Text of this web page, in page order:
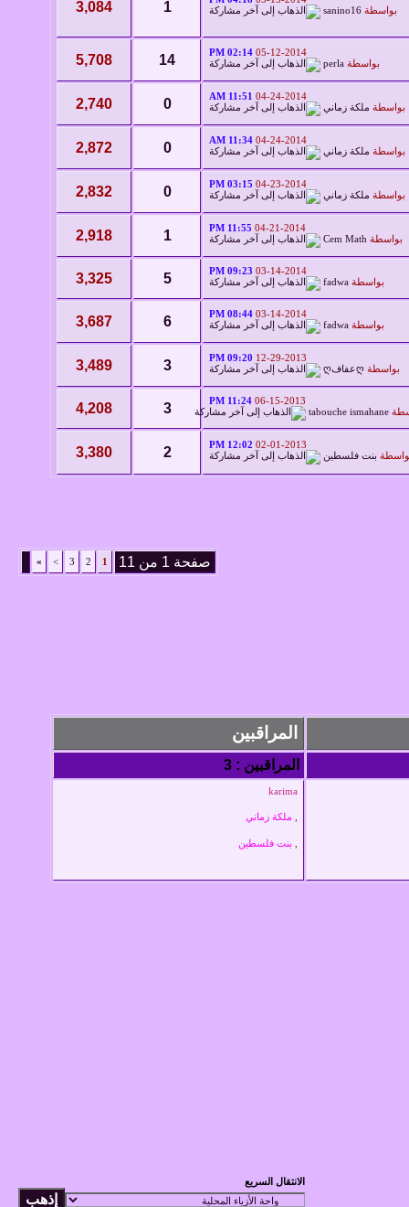
بواسطة sanino16
1
3,084
05-12-2014
02:14 PM
بواسطة perla
14
5,708
04-24-2014
11:51 AM
بواسطة ملكة زماني 0
2,740
04-24-2014
11:34 AM
بواسطة ملكة زماني 0
2,872
04-23-2014
03:15 PM
بواسطة ملكة زماني 0
2,832
04-21-2014
11:55 PM
بواسطة Cem Math
1
2,918
03-14-2014
09:23 PM
بواسطة fadwa
5
3,325
03-14-2014
08:44 PM
بواسطة fadwa
6
3,687
12-29-2013
09:20 PM
بواسطة ღعفافღ 3
3,489
06-15-2013
11:24 PM
tabouche ismahane
3
4,208
02-01-2013
12:02 PM
بنت فلسطين 2
3,380
صفحة 1 من 11 1
2
3
>
»
المراقبين
المراقبين : 3
karima
, ملكة زماني
, بنت فلسطين
الانتقال السريع